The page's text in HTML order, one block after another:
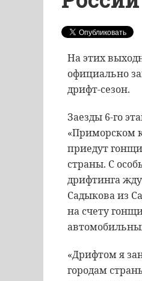
На этих
официально
дрифт-сезон.
Заезды 6-го
«Приморском
приедут
страны. С
дрифтинга
Садыкова из
на счету
«Дрифтом я
городам